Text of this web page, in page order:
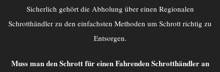
Sicherlich gehört die Abholung über einen Regionalen
Schrotthändler zu den einfachsten Methoden um Schrott richtig zu
Entsorgen.
Muss man den Schrott für einen Fahrenden Schrotthändler an